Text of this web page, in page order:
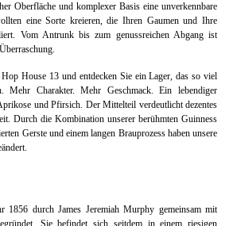
Oberfläche und komplexer Basis eine unverkennbare
eine Sorte kreieren, die Ihren Gaumen und Ihre
Vom Antrunk bis zum genussreichen Abgang ist
House 13 und entdecken Sie ein Lager, das so viel
Mehr Charakter. Mehr Geschmack. Ein lebendiger
und Pfirsich. Der Mittelteil verdeutlicht dezentes
Durch die Kombination unserer berühmten Guinness
Gerste und einem langen Brauprozess haben unsere
1856 durch James Jeremiah Murphy gemeinsam mit
Sie befindet sich seitdem in einem riesigen